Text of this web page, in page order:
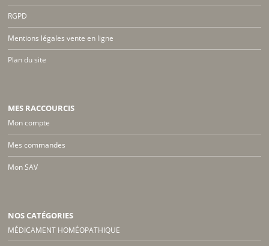
RGPD
Mentions légales vente en ligne
Plan du site
MES RACCOURCIS
Mon compte
Mes commandes
Mon SAV
NOS CATÉGORIES
MÉDICAMENT HOMÉOPATHIQUE